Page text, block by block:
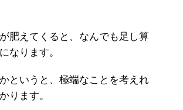
肥えてくると、なんでも足し算
なります。
というと、極端なことを考えれ
ります。